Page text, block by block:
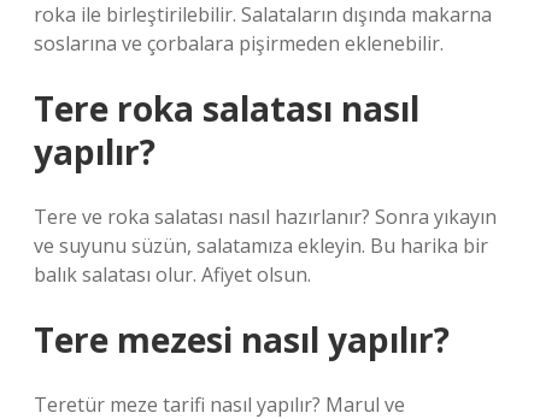
roka ile birleştirilebilir. Salataların dışında makarna
soslarına ve çorbalara pişirmeden eklenebilir.
Tere roka salatası nasıl
yapılır?
Tere ve roka salatası nasıl hazırlanır? Sonra yıkayın
ve suyunu süzün, salatamıza ekleyin. Bu harika bir
balık salatası olur. Afiyet olsun.
Tere mezesi nasıl yapılır?
Teretür meze tarifi nasıl yapılır? Marul ve